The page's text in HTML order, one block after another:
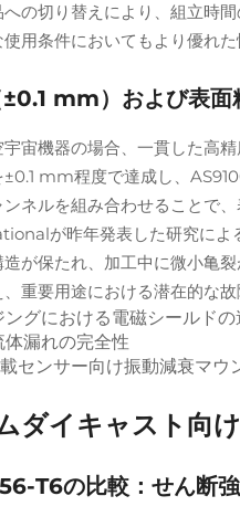
の切り替えにより、組立時
用条件においてもより優れ
mm）および表
宙機器の場合、一貫した高
mm程度で達成し、
ネルを組み合わせることで
が昨年発表した研究によ
が保たれ、加工中に微小亀
重要用途における潜在的な故
グにおける電磁シールドの
漏れの完全性
センサー向け振動減衰マウ
ダイキャスト向
T6の比較：せん断